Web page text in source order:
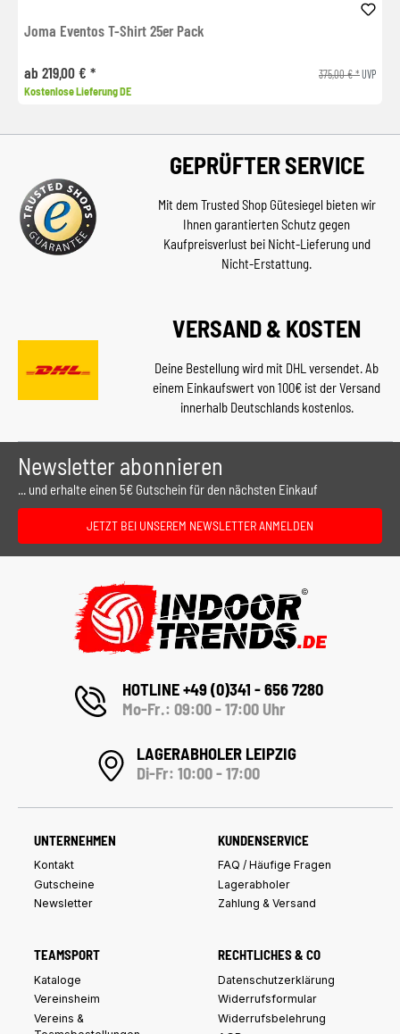
Joma Eventos T-Shirt 25er Pack
ab 219,00 € * 375,00 € *UVP
Kostenlose Lieferung DE
GEPRÜFTER SERVICE
Mit dem Trusted Shop Gütesiegel bieten wir
Ihnen garantierten Schutz gegen
Kaufpreisverlust bei Nicht-Lieferung und
Nicht-Erstattung.
VERSAND & KOSTEN
Deine Bestellung wird mit DHL versendet. Ab
einem Einkaufswert von 100€ ist der Versand
innerhalb Deutschlands kostenlos.
Newsletter abonnieren
... und erhalte einen 5€ Gutschein für den nächsten Einkauf
JETZT BEI UNSEREM NEWSLETTER ANMELDEN
HOTLINE +49 (0)341 - 656 7280
Mo-Fr.: 09:00 - 17:00 Uhr
LAGERABHOLER LEIPZIG
Di-Fr: 10:00 - 17:00
UNTERNEHMEN
Kontakt
Gutscheine
Newsletter
KUNDENSERVICE
FAQ / Häufige Fragen
Lagerabholer
Zahlung & Versand
TEAMSPORT
Kataloge
Vereinsheim
Vereins &
RECHTLICHES & CO
Datenschutzerklärung
Widerrufsformular
Widerrufsbelehrung